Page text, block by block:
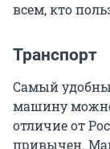
всем, кто
Транспорт
Самый
машину можно
отличие от
привычен.